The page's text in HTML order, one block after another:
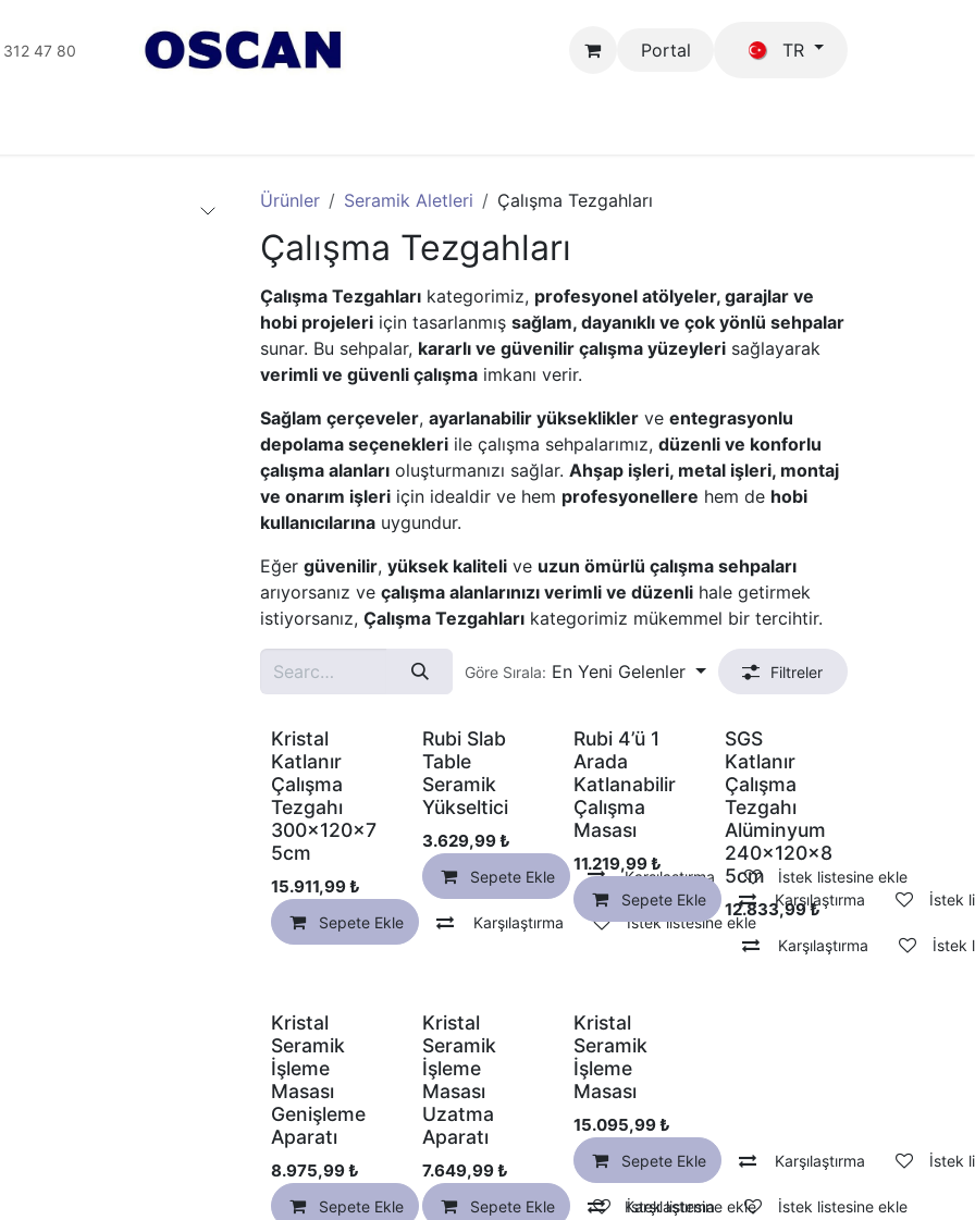
47 80 Portal TR
Ürünler Seramik Aletleri Çalışma Tezgahları
Çalışma Tezgahları
Çalışma Tezgahları kategorimiz, profesyonel atölyeler, garajlar ve
hobi projeleri için tasarlanmış sağlam, dayanıklı ve çok yönlü sehpalar
sunar. Bu sehpalar, kararlı ve güvenilir çalışma yüzeyleri sağlayarak
verimli ve güvenli çalışma imkanı verir.
Sağlam çerçeveler, ayarlanabilir yükseklikler ve entegrasyonlu
depolama seçenekleri ile çalışma sehpalarımız, düzenli ve konforlu
çalışma alanları oluşturmanızı sağlar. Ahşap işleri, metal işleri, montaj
ve onarım işleri için idealdir ve hem profesyonellere hem de hobi
kullanıcılarına uygundur.
Eğer güvenilir, yüksek kaliteli ve uzun ömürlü çalışma sehpaları
arıyorsanız ve çalışma alanlarınızı verimli ve düzenli hale getirmek
istiyorsanız, Çalışma Tezgahları kategorimiz mükemmel bir tercihtir.
Göre Sırala: En Yeni Gelenler Filtreler
Kristal
Katlanır
Çalışma
Tezgahı
300x120x7
5cm
15.911,99₺
Sepete Ekle Karşılaştırma İstek listesine ekle
Rubi Slab
Table
Seramik
Yükseltici
3.629,99₺
Sepete Ekle Karşılaştırma İstek listesine ekle
Rubi 4’ü 1
Arada
Katlanabilir
Çalışma
Masası
11.219,99₺
Sepete Ekle Karşılaştırma İstek
SGS
Katlanır
Çalışma
Tezgahı
Alüminyum
240x120x8
5cm
12.833,99₺
Karşılaştırma İstek
Kristal
Seramik
İşleme
Masası
Genişleme
Aparatı
8.975,99₺
Sepete Ekle Karşılaştırma İstek listesine ekle
Kristal
Seramik
İşleme
Masası
Uzatma
Aparatı
7.649,99₺
Sepete Ekle Karşılaştırma İstek listesine ekle
Kristal
Seramik
İşleme
Masası
15.095,99₺
Sepete Ekle Karşılaştırma İstek